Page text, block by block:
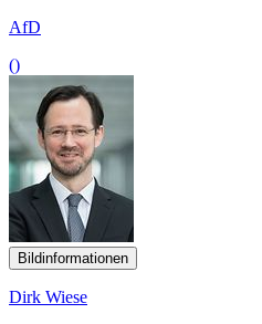
AfD
()
Bildinformationen
Dirk Wiese